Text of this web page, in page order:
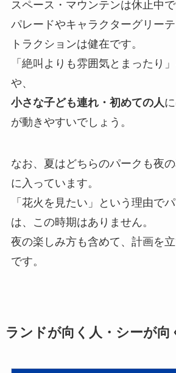
スペース・マウンテンは休止中で
パレードやキャラクターグリー
トラクションは健在です。
「絶叫よりも雰囲気とまったり
や、
小さな子ども連れ・初めての人
が動きやすいでしょう。
なお、夏はどちらのパークも夜
に入っています。
「花火を見たい」という理由で
は、この時期はありません。
夜の楽しみ方も含めて、計画を
です。
ランドが向く人・シーが向